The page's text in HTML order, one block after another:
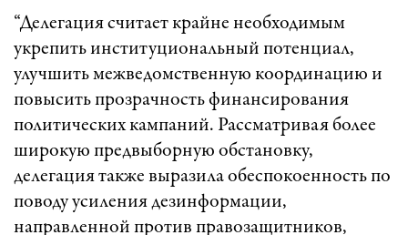
“Делегация считает крайне необходимым
укрепить институциональный потенциал,
улучшить межведомственную координацию и
повысить прозрачность финансирования
политических кампаний. Рассматривая более
широкую предвыборную обстановку,
делегация также выразила обеспокоенность по
поводу усиления дезинформации,
направленной против правозащитников,